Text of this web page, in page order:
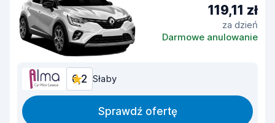
119,11 zł
za dzień
Darmowe anulowanie
6,2 Słaby
Sprawdź ofertę